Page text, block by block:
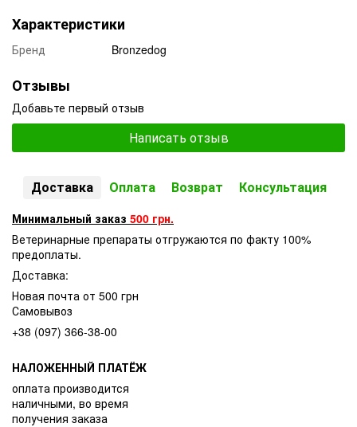
Характеристики
Бренд Bronzedog
Отзывы
Добавьте первый отзыв
Написать отзыв
Доставка Оплата Возврат Консультация
Минимальный заказ 500 грн.
Ветеринарные препараты отгружаются по факту 100%
предоплаты.
Доставка:
Новая почта от 500 грн
Самовывоз
+38 (097) 366-38-00
НАЛОЖЕННЫЙ ПЛАТЁЖ
оплата производится
наличными, во время
получения заказа